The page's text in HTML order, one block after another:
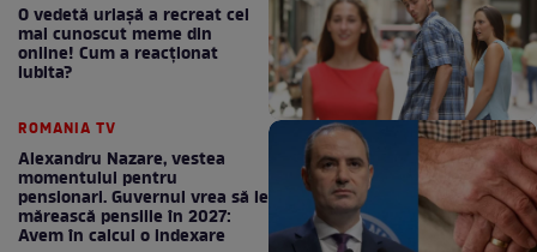
O vedetă uriașă a recreat cel
mai cunoscut meme din
online! Cum a reacționat
iubita?
ROMANIA TV
Alexandru Nazare, vestea
momentului pentru
pensionari. Guvernul vrea să le
mărească pensiile în 2027:
Avem în calcul o indexare